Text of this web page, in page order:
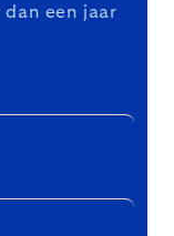
dan een jaar